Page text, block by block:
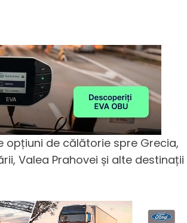
opțiuni de călătorie spre Grecia,
Valea Prahovei și alte destinații